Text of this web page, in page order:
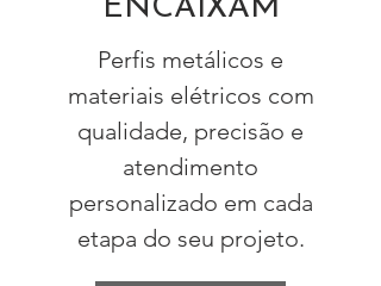
ENCAIXAM
Perfis metálicos e
materiais elétricos com
qualidade, precisão e
atendimento
personalizado em cada
etapa do seu projeto.